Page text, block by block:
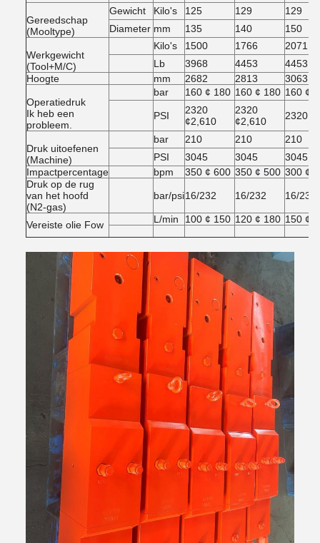
Gereedschap
(Mooltype)
Gewicht Kilo's 125 129
129
Diameter mm 135 140 150
Werkgewicht
(Tool+M/C)
Kilo's 1500 1766
2071
Lb
3968 4453
4453
Hoogte
mm 2682 2813 3063
Operatiedruk
Ik heb een
probleem.
bar 160 ¢ 180 160 ¢ 180 160 ¢
PSI
2320
¢2,610
2320
¢2,610
2320
Druk uitoefenen
(Machine)
bar 210 210
210
PSI
3045 3045
3045
Impactpercentage
bpm 350 ¢ 600 350 ¢ 500 300 ¢
Druk op de rug
van het hoofd
(N2-gas)
bar/psi16/232 16/232 16/232
Vereiste olie Fow L/min 100 ¢ 150 120 ¢ 180 150